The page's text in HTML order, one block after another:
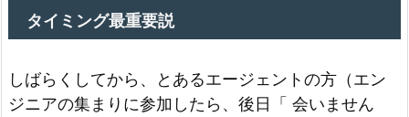
タイミング最重要説
しばらくしてから、とあるエージェントの方（エン
ジニアの集まりに参加したら、後日「 会いません